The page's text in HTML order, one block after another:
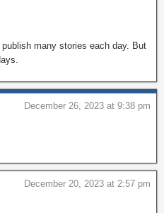
many stories each day. But
December 26, 2023 at 9:38 pm
December 20, 2023 at 2:57 pm